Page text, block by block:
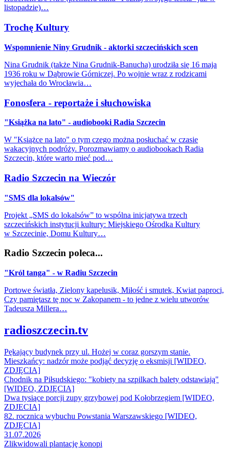
listopadzie)…
Trochę Kultury
Wspomnienie Niny Grudnik - aktorki szczecińskich scen
Nina Grudnik (także Nina Grudnik-Banucha) urodziła się 16 maja
1936 roku w Dąbrowie Górniczej. Po wojnie wraz z rodzicami
wyjechała do Wrocławia…
Fonosfera - reportaże i słuchowiska
"Książka na lato" - audiobooki Radia Szczecin
W "Książce na lato" o tym czego można posłuchać w czasie
wakacyjnych podróży. Porozmawiamy o audiobookach Radia
Szczecin, które warto mieć pod…
Radio Szczecin na Wieczór
"SMS dla lokalsów"
Projekt „SMS do lokalsów” to wspólna inicjatywa trzech
szczecińskich instytucji kultury: Miejskiego Ośrodka Kultury
w Szczecinie, Domu Kultury…
Radio Szczecin poleca...
"Król tanga" - w Radiu Szczecin
Portowe światła, Zielony kapelusik, Miłość i smutek, Kwiat paproci,
Czy pamiętasz tę noc w Zakopanem - to jedne z wielu utworów
Tadeusza Millera…
radioszczecin.tv
Pękający budynek przy ul. Hożej w coraz gorszym stanie.
Mieszkańcy: nadzór może podjąć decyzję o eksmisji [WIDEO,
ZDJĘCIA]
Chodnik na Piłsudskiego: "kobiety na szpilkach balety odstawiają"
[WIDEO, ZDJĘCIA]
Dwa tysiące porcji zupy grzybowej pod Kołobrzegiem [WIDEO,
ZDJECIA]
82. rocznica wybuchu Powstania Warszawskiego [WIDEO,
ZDJĘCIA]
31.07.2026
Zlikwidowali plantację konopi